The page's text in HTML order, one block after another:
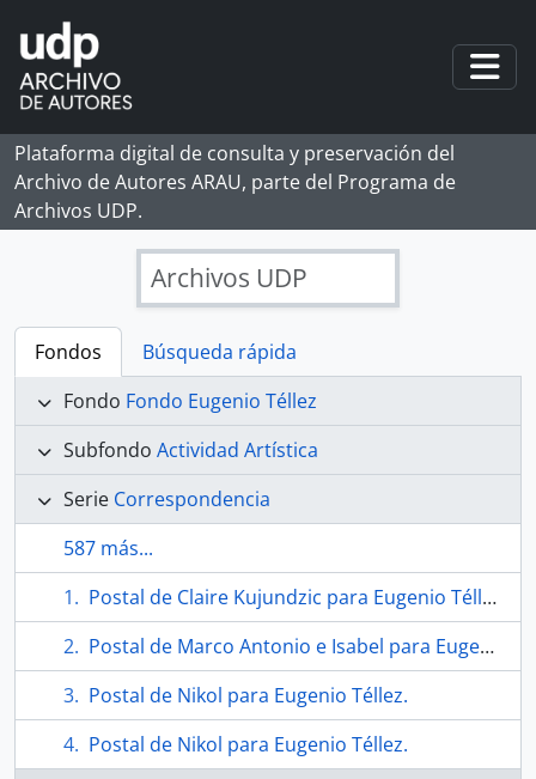
Skip to main content
Plataforma digital de consulta y preservación del
Archivo de Autores ARAU, parte del Programa de
Archivos UDP.
Archivos UDP
Fondos
Búsqueda rápida
Fondo Fondo Eugenio Téllez
Subfondo Actividad Artística
Serie Correspondencia
587 más...
Postal de Claire Kujundzic para Eugenio Téllez.
Postal de Marco Antonio e Isabel para Eugenio Téllez.
Postal de Nikol para Eugenio Téllez.
Postal de Nikol para Eugenio Téllez.